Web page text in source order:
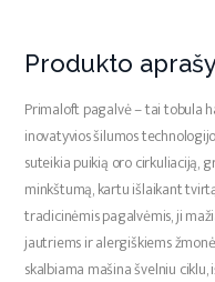
Produkto
Primaloft pagalvė – tai tobula
inovatyvios šilumos
suteikia puikią oro cirkuliaciją,
minkštumą, kartu išlaikant
tradicinėmis pagalvėmis, ji
jautriems ir alergiškiems
skalbiama mašina švelniu